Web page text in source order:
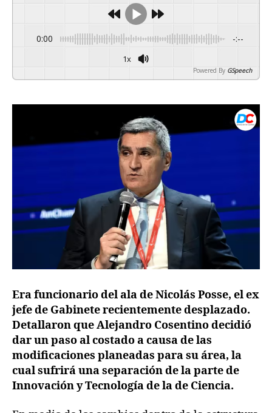
0:00 -:--
1x
Powered By GSpeech
Era funcionario del ala de Nicolás Posse, el ex
jefe de Gabinete recientemente desplazado.
Detallaron que Alejandro Cosentino decidió
dar un paso al costado a causa de las
modificaciones planeadas para su área, la
cual sufrirá una separación de la parte de
Innovación y Tecnología de la de Ciencia.